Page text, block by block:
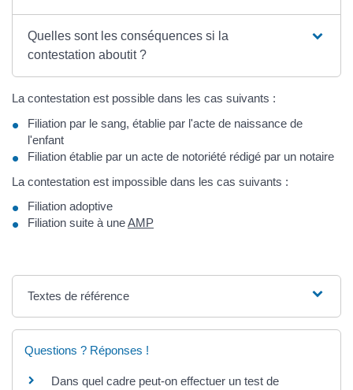
Quelles sont les conséquences si la
contestation aboutit ?
La contestation est possible dans les cas suivants :
Filiation par le sang, établie par l'acte de naissance de
l'enfant
Filiation établie par un acte de notoriété rédigé par un notaire
La contestation est impossible dans les cas suivants :
Filiation adoptive
Filiation suite à uneAMP
Textes de référence
Questions ? Réponses !
Dans quel cadre peut-on effectuer un test de